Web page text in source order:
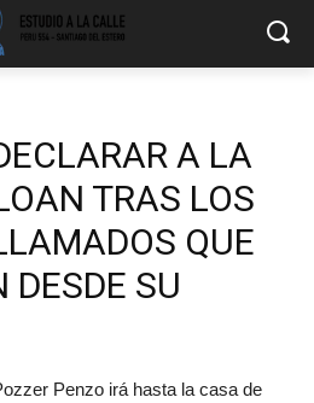
A LA
TRAS LOS
QUE
DESDE SU
Penzo irá hasta la casa de